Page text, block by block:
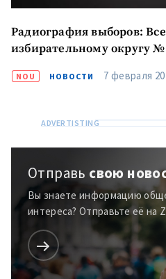
Радиография выборов:
избирательному округу
NOU НОВОСТИ 7 февраля
Отправь свою
Вы знаете информацию
интереса? Отправьте её на